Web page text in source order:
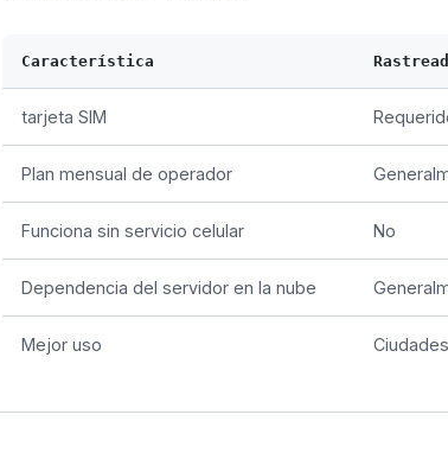
Característica
tarjeta SIM
Plan mensual de operador
Funciona sin servicio celular No
Dependencia del servidor en la nube
Mejor uso